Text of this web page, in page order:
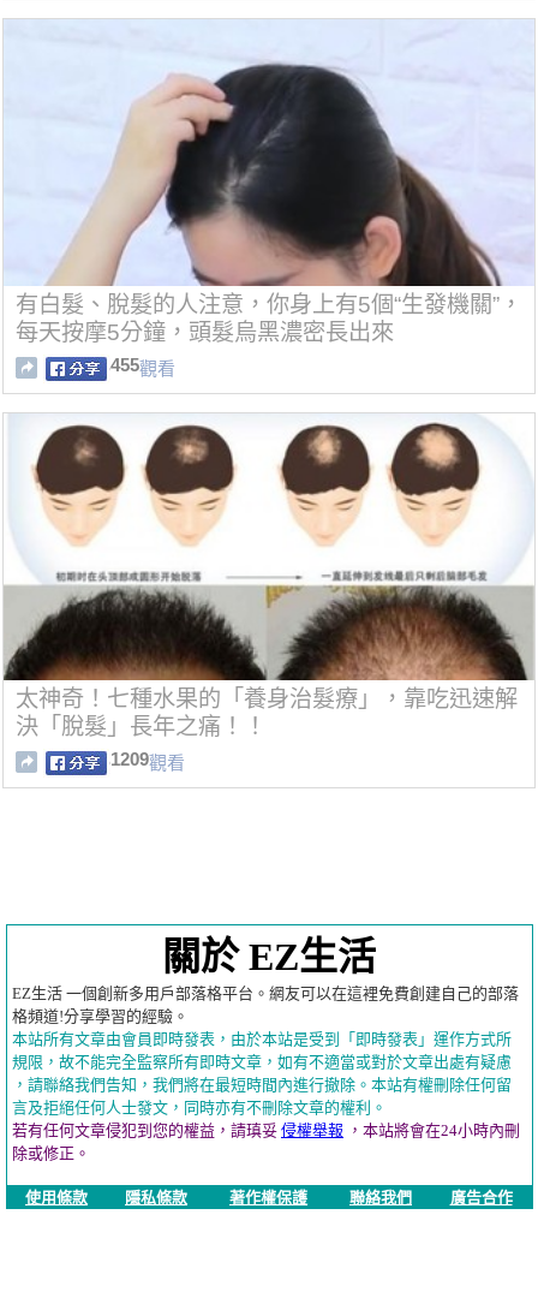
有白髮、脫髮的人注意，你身上有5個“生發機關”，
每天按摩5分鐘，頭髮烏黑濃密長出來
455觀看
太神奇！七種水果的「養身治髮療」，靠吃迅速解
決「脫髮」長年之痛！！
1209觀看
關於 EZ生活
EZ生活 一個創新多用戶部落格平台。網友可以在這裡免費創建自己的部落
格頻道!分享學習的經驗。
本站所有文章由會員即時發表，由於本站是受到「即時發表」運作方式所
規限，故不能完全監察所有即時文章，如有不適當或對於文章出處有疑慮
，請聯絡我們告知，我們將在最短時間內進行撤除。本站有權刪除任何留
言及拒絕任何人士發文，同時亦有不刪除文章的權利。
若有任何文章侵犯到您的權益，請瑱妥 侵權舉報 ，本站將會在24小時內刪
除或修正。
使用條款 隱私條款 著作權保護 聯絡我們 廣告合作